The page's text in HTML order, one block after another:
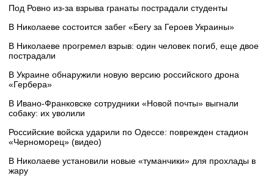
Под Ровно из-за взрыва гранаты пострадали студенты
В Николаеве состоится забег «Бегу за Героев Украины»
В Николаеве прогремел взрыв: один человек погиб, еще двое
пострадали
В Украине обнаружили новую версию российского дрона
«Гербера»
В Ивано-Франковске сотрудники «Новой почты» выгнали
собаку: их уволили
Российские войска ударили по Одессе: поврежден стадион
«Черноморец» (видео)
В Николаеве установили новые «туманчики» для прохлады в
жару